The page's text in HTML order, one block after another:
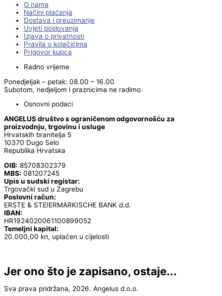
O nama
Načini plaćanja
Dostava i preuzimanje
Uvjeti poslovanja
Izjava o privatnosti
Pravila o kolačićima
Prigovor kupca
Radno vrijeme
Ponedjeljak – petak: 08.00 – 16.00
Subotom, nedjeljom i praznicima ne radimo.
Osnovni podaci
ANGELUS društvo s ograničenom odgovornošću za
proizvodnju, trgovinu i usluge
Hrvatskih branitelja 5
10370 Dugo Selo
Republika Hrvatska
OIB: 85708302379
MBS: 081207245
Upis u sudski registar:
Trgovački sud u Zagrebu
Poslovni račun:
ERSTE & STEIERMARKISCHE BANK d.d.
IBAN:
HR1924020061100899052
Temeljni kapital:
20.000,00 kn, uplaćen u cijelosti
Jer ono što je zapisano, ostaje...
Sva prava pridržana, 2026. Angelus d.o.o.